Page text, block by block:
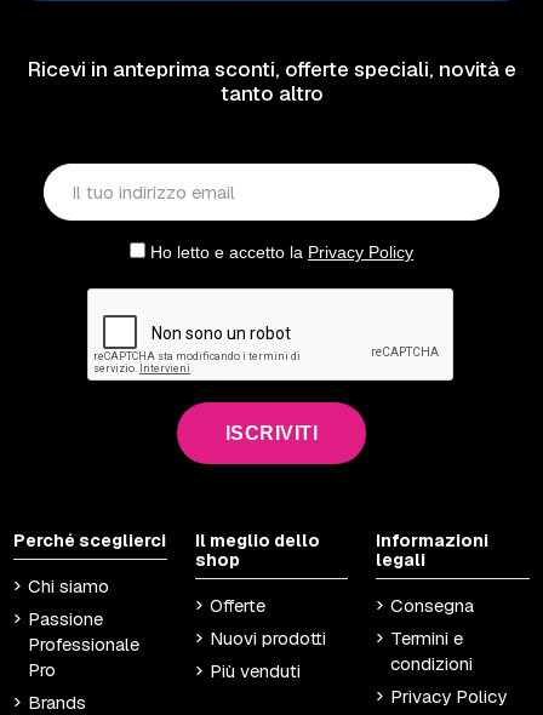
Ricevi in anteprima sconti, offerte speciali, novità e
tanto altro
Ho letto e accetto la Privacy Policy
ISCRIVITI
Perché sceglierci
Chi siamo
Passione
Professionale
Pro
Brands
Il meglio dello
shop
Offerte
Nuovi prodotti
Più venduti
Informazioni
legali
Consegna
Termini e
condizioni
Privacy Policy